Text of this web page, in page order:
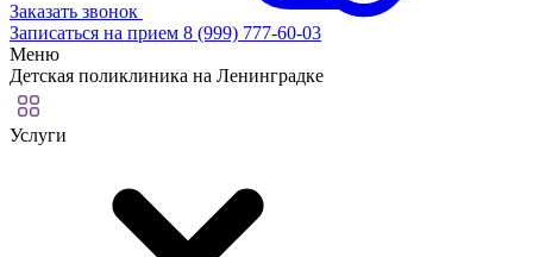
Заказать звонок
Записаться на прием 8 (999) 777-60-03
Меню
Детская поликлиника на Ленинградке
Услуги